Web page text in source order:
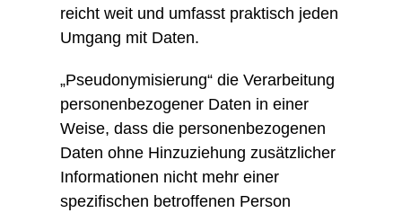
reicht weit und umfasst praktisch jeden
Umgang mit Daten.
„Pseudonymisierung“ die Verarbeitung
personenbezogener Daten in einer
Weise, dass die personenbezogenen
Daten ohne Hinzuziehung zusätzlicher
Informationen nicht mehr einer
spezifischen betroffenen Person